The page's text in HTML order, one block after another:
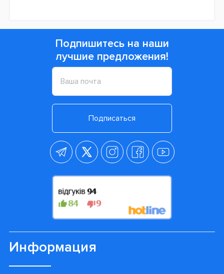
Подпишитесь на наши
лучшие предложения!
Подписаться
Информация